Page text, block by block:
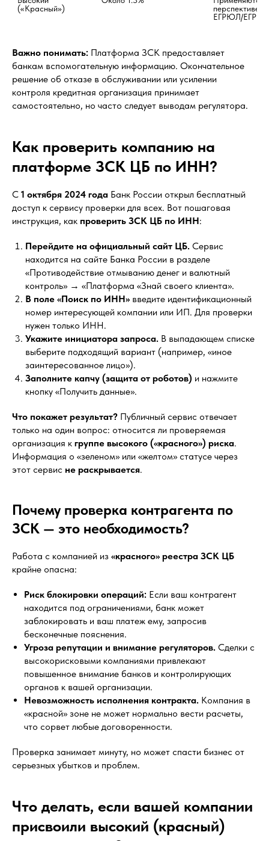
(«Красный»)
перспективе
ЕГРЮЛ/
Важно понимать: Платформа ЗСК предоставляет
банкам вспомогательную информацию. Окончательное
решение об отказе в обслуживании или усилении
контроля кредитная организация принимает
самостоятельно, но часто следует выводам регулятора.
Как проверить компанию на
платформе ЗСК ЦБ по ИНН?
С 1 октября 2024 года Банк России открыл бесплатный
доступ к сервису проверки для всех. Вот пошаговая
инструкция, как проверить ЗСК ЦБ по ИНН:
Перейдите на официальный сайт ЦБ. Сервис
находится на сайте Банка России в разделе
«Противодействие отмыванию денег и валютный
контроль» → «Платформа «Знай своего клиента».
В поле «Поиск по ИНН» введите идентификационный
номер интересующей компании или ИП. Для проверки
нужен только ИНН.
Укажите инициатора запроса. В выпадающем списке
выберите подходящий вариант (например, «иное
заинтересованное лицо»).
Заполните капчу (защита от роботов) и нажмите
кнопку «Получить данные».
Что покажет результат? Публичный сервис отвечает
только на один вопрос: относится ли проверяемая
организация к группе высокого («красного») риска.
Информация о «зеленом» или «желтом» статусе через
этот сервис не раскрывается.
Почему проверка контрагента по
ЗСК — это необходимость?
Работа с компанией из «красного» реестра ЗСК ЦБ
крайне опасна:
Риск блокировки операций: Если ваш контрагент
находится под ограничениями, банк может
заблокировать и ваш платеж ему, запросив
бесконечные пояснения.
Угроза репутации и внимание регуляторов. Сделки с
высокорисковыми компаниями привлекают
повышенное внимание банков и контролирующих
органов к вашей организации.
Невозможность исполнения контракта. Компания в
«красной» зоне не может нормально вести расчеты,
что сорвет любые договоренности.
Проверка занимает минуту, но может спасти бизнес от
серьезных убытков и проблем.
Что делать, если вашей компании
присвоили высокий (красный)